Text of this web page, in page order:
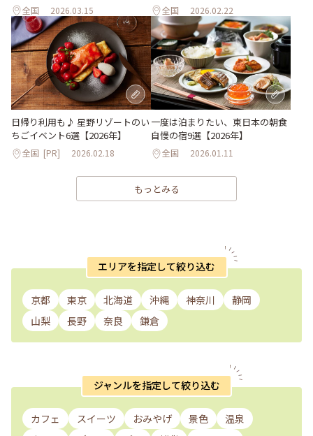
全国 2026.03.15 全国 2026.02.22
日帰り利用も♪ 星野リゾートのい
ちごイベント6選【2026年】
全国 [PR] 2026.02.18
一度は泊まりたい、東日本の朝食
自慢の宿9選【2026年】
全国 2026.01.11
もっとみる
エリアを指定して絞り込む
京都 東京 北海道 沖縄 神奈川
静岡
山梨
長野 奈良 鎌倉
ジャンルを指定して絞り込む
カフェ スイーツ おみやげ 景色
温泉